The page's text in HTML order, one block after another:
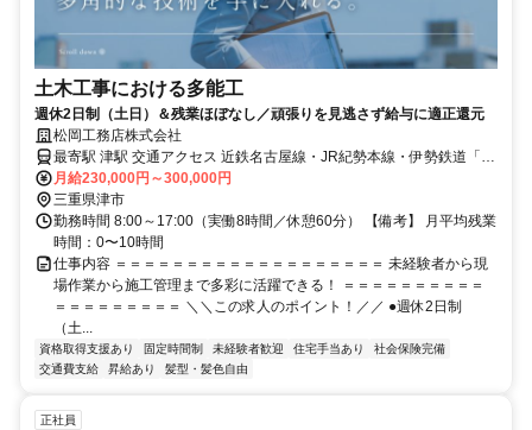
土木工事における多能工
週休2日制（土日）＆残業ほぼなし／頑張りを見逃さず給与に適正還元
松岡工務店株式会社
最寄駅 津駅 交通アクセス 近鉄名古屋線・JR紀勢本線・伊勢鉄道「津
駅」より徒歩3分 車通勤可
月給230,000円～300,000円
三重県津市
勤務時間 8:00～17:00（実働8時間／休憩60分） 【備考】 月平均残業
時間：0〜10時間
仕事内容 ＝＝＝＝＝＝＝＝＝＝＝＝＝＝＝＝＝＝＝ 未経験者から現
場作業から施工管理まで多彩に活躍できる！ ＝＝＝＝＝＝＝＝＝＝
＝＝＝＝＝＝＝＝＝ ＼＼この求人のポイント！／／ ●週休2日制
（土...
資格取得支援あり 固定時間制 未経験者歓迎 住宅手当あり
社会保険完備
交通費支給
昇給あり 髪型・髪色自由
正社員